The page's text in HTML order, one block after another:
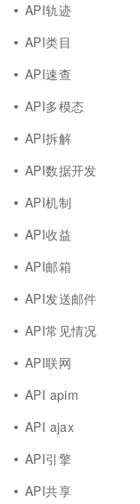
API轨迹
API类目
API速查
API多模态
API拆解
API数据开发
API机制
API收益
API邮箱
API发送邮件
API常见情况
API联网
API apim
API ajax
API引擎
API共享